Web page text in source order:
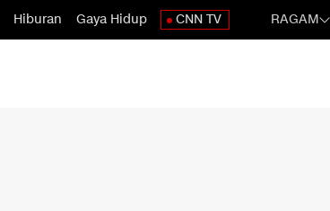
Hiburan Gaya Hidup CNN TV RAGAM